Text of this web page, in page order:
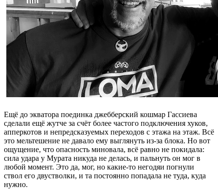
Ещё до экватора поединка джебберский кошмар Гассиева
сделали ещё жутче за счёт более частого подключения хуков,
апперкотов и непредсказуемых переходов с этажа на этаж. Всё
это мельтешение не давало ему выглянуть из-за блока. Но вот
ощущение, что опасность миновала, всё равно не покидала:
сила удара у Мурата никуда не делась, и пальнуть он мог в
любой момент. Это да, мог, но какие-то негодяи погнули
ствол его двустволки, и та постоянно попадала не туда, куда
нужно.